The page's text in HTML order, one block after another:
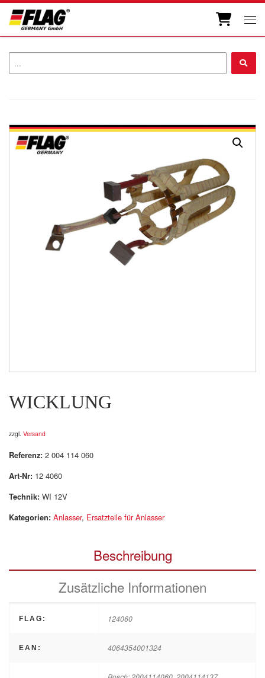
Zum Inhalt springen
WICKLUNG
zzgl. Versand
Referenz: 2 004 114 060
Art-Nr: 12 4060
Technik: WI 12V
Kategorien: Anlasser, Ersatzteile für Anlasser
Beschreibung
Zusätzliche Informationen
FLAG: 124060
EAN: 4064354001324